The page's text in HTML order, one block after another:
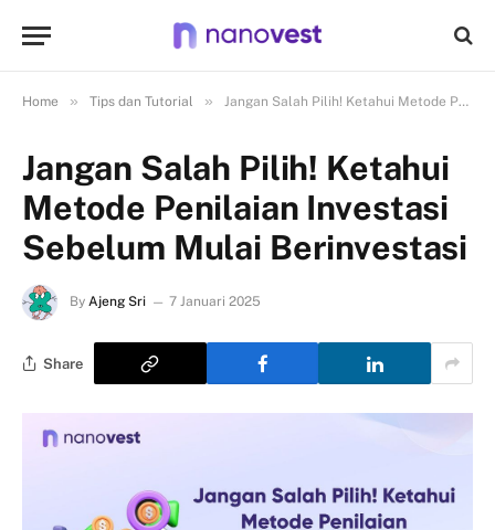
Home » Tips dan Tutorial » Jangan Salah Pilih! Ketahui Metode Penilaian Investasi Sebelum Mulai Berinvestasi
Jangan Salah Pilih! Ketahui
Metode Penilaian Investasi
Sebelum Mulai Berinvestasi
By Ajeng Sri 7 Januari 2025
Share